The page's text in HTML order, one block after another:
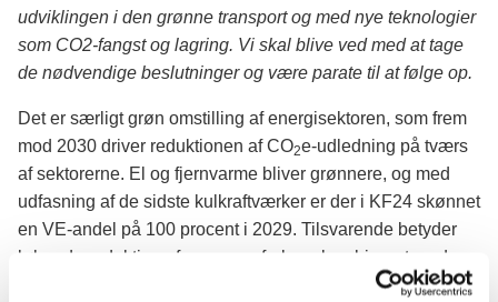
udviklingen i den grønne transport og med nye teknologier
som CO2-fangst og lagring. Vi skal blive ved med at tage
de nødvendige beslutninger og være parate til at følge op.
Det er særligt grøn omstilling af energisektoren, som frem
mod 2030 driver reduktionen af CO2e-udledning på tværs
af sektorerne. El og fjernvarme bliver grønnere, og med
udfasning af de sidste kulkraftværker er der i KF24 skønnet
en VE-andel på 100 procent i 2029. Tilsvarende betyder
løbende reduktion af vores gasforbrug kombineret med
øget biogasproduktion, at der med KF24 skønnes 100